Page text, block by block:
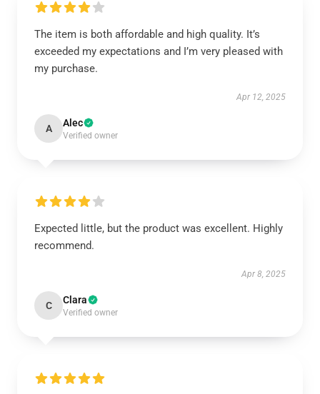
The item is both affordable and high quality. It’s
exceeded my expectations and I’m very pleased with
my purchase.
Apr 12, 2025
A Alec
Verified owner
Expected little, but the product was excellent. Highly
recommend.
Apr 8, 2025
C Clara
Verified owner